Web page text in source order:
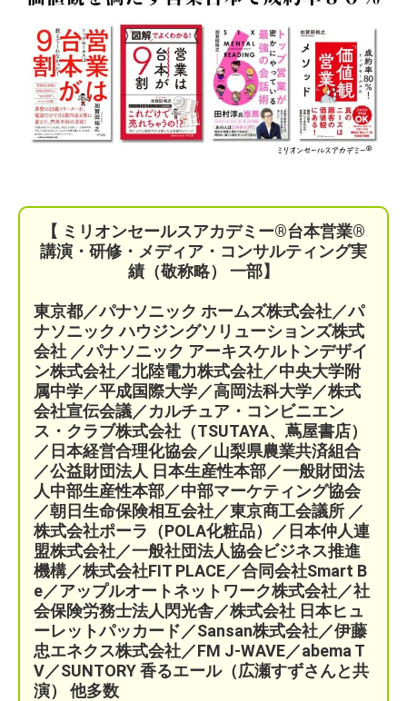
【 ミリオンセールスアカデミー®︎台本営業®︎
講演・研修・メディア・コンサルティング実
績（敬称略） 一部】
東京都／パナソニック ホームズ株式会社／パ
ナソニック ハウジングソリューションズ株式
会社 ／パナソニック アーキスケルトンデザイ
ン株式会社／北陸電力株式会社／中央大学附
属中学／平成国際大学／高岡法科大学／株式
会社宣伝会議／カルチュア・コンビニエン
ス・クラブ株式会社（TSUTAYA、蔦屋書店）
／ 日本経営合理化協会／山梨県農業共済組合
／公益財団法人 日本生産性本部／一般財団法
人中部生産性本部／中部マーケティング協会
／朝日生命保険相互会社／東京商工会議所 ／
株式会社ポーラ（POLA化粧品）
／日本仲人連
盟株式会社／一般社団法人協会ビジネス推進
機構／株式会社FIT PLACE／合同会社Smart B
e／アップルオートネットワーク株式会社／社
会保険労務士法人閃光舎／株式会社 日本ヒュ
ーレットパッカード／Sansan株式会社／伊藤
忠エネクス株式会社／FM J-WAVE／abema T
V／SUNTORY 香るエール（広瀬すずさんと共
演） 他多数